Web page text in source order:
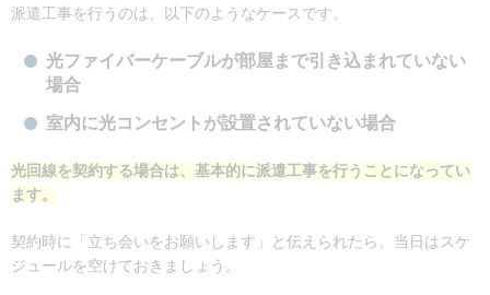
派遣工事を行うのは、以下のようなケースです。
光ファイバーケーブルが部屋まで引き込まれていない
場合
室内に光コンセントが設置されていない場合
光回線を契約する場合は、基本的に派遣工事を行うことになってい
ます。
契約時に「立ち会いをお願いします」と伝えられたら、当日はスケ
ジュールを空けておきましょう。